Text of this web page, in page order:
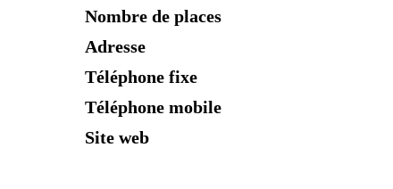
Nombre de places
Adresse
Téléphone fixe
Téléphone mobile
Site web